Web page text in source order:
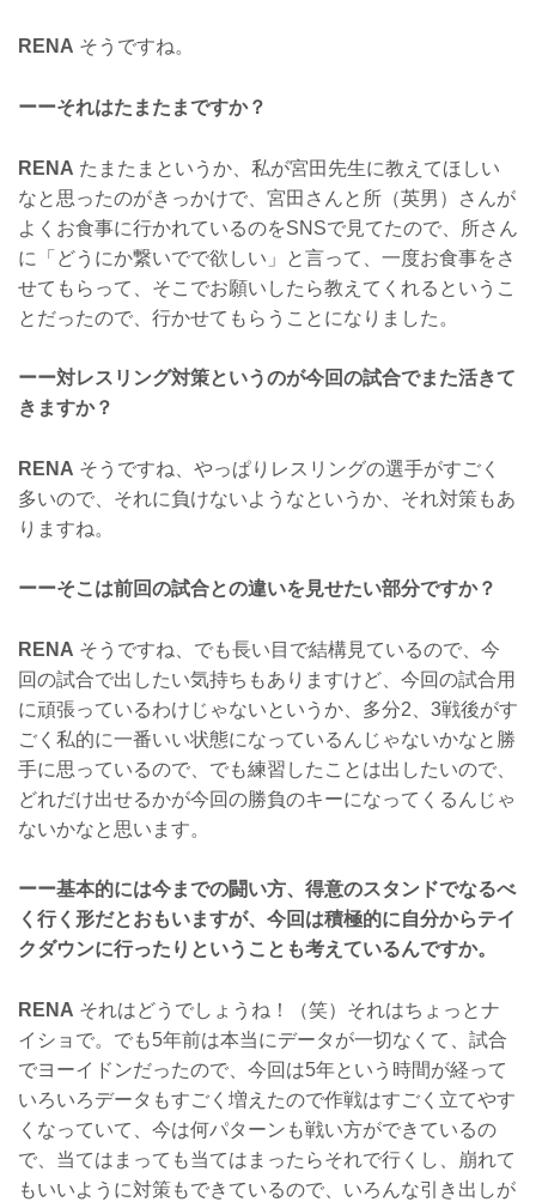
RENA そうですね。
ーーそれはたまたまですか？
RENA たまたまというか、私が宮田先生に教えてほしい
なと思ったのがきっかけで、宮田さんと所（英男）さんが
よくお食事に行かれているのをSNSで見てたので、所さん
に「どうにか繋いでで欲しい」と言って、一度お食事をさ
せてもらって、そこでお願いしたら教えてくれるというこ
とだったので、行かせてもらうことになりました。
ーー対レスリング対策というのが今回の試合でまた活きて
きますか？
RENA そうですね、やっぱりレスリングの選手がすごく
多いので、それに負けないようなというか、それ対策もあ
りますね。
ーーそこは前回の試合との違いを見せたい部分ですか？
RENA そうですね、でも長い目で結構見ているので、今
回の試合で出したい気持ちもありますけど、今回の試合用
に頑張っているわけじゃないというか、多分2、3戦後がす
ごく私的に一番いい状態になっているんじゃないかなと勝
手に思っているので、でも練習したことは出したいので、
どれだけ出せるかが今回の勝負のキーになってくるんじゃ
ないかなと思います。
ーー基本的には今までの闘い方、得意のスタンドでなるべ
く行く形だとおもいますが、今回は積極的に自分からテイ
クダウンに行ったりということも考えているんですか。
RENA それはどうでしょうね！（笑）それはちょっとナ
イショで。でも5年前は本当にデータが一切なくて、試合
でヨーイドンだったので、今回は5年という時間が経って
いろいろデータもすごく増えたので作戦はすごく立てやす
くなっていて、今は何パターンも戦い方ができているの
で、当てはまっても当てはまったらそれで行くし、崩れて
もいいように対策もできているので、いろんな引き出しが